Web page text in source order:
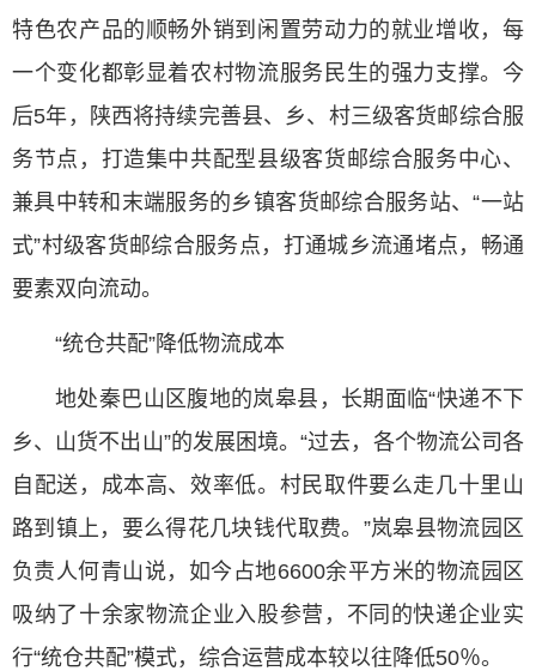
特色农产品的顺畅外销到闲置劳动力的就业增收，每
一个变化都彰显着农村物流服务民生的强力支撑。今
后5年，陕西将持续完善县、乡、村三级客货邮综合服
务节点，打造集中共配型县级客货邮综合服务中心、
兼具中转和末端服务的乡镇客货邮综合服务站、“一站
式”村级客货邮综合服务点，打通城乡流通堵点，畅通
要素双向流动。
“统仓共配”降低物流成本
地处秦巴山区腹地的岚皋县，长期面临“快递不下
乡、山货不出山”的发展困境。“过去，各个物流公司各
自配送，成本高、效率低。村民取件要么走几十里山
路到镇上，要么得花几块钱代取费。”岚皋县物流园区
负责人何青山说，如今占地6600余平方米的物流园区
吸纳了十余家物流企业入股参营，不同的快递企业实
行“统仓共配”模式，综合运营成本较以往降低50％。